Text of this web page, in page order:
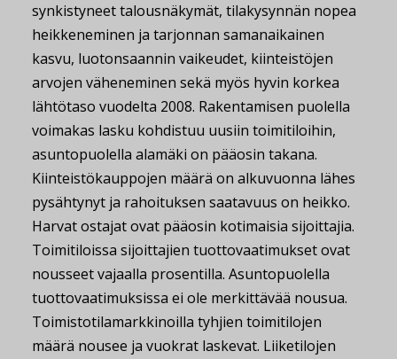
synkistyneet talousnäkymät, tilakysynnän nopea
heikkeneminen ja tarjonnan samanaikainen
kasvu, luotonsaannin vaikeudet, kiinteistöjen
arvojen väheneminen sekä myös hyvin korkea
lähtötaso vuodelta 2008. Rakentamisen puolella
voimakas lasku kohdistuu uusiin toimitiloihin,
asuntopuolella alamäki on pääosin takana.
Kiinteistökauppojen määrä on alkuvuonna lähes
pysähtynyt ja rahoituksen saatavuus on heikko.
Harvat ostajat ovat pääosin kotimaisia sijoittajia.
Toimitiloissa sijoittajien tuottovaatimukset ovat
nousseet vajaalla prosentilla. Asuntopuolella
tuottovaatimuksissa ei ole merkittävää nousua.
Toimistotilamarkkinoilla tyhjien toimitilojen
määrä nousee ja vuokrat laskevat. Liiketilojen